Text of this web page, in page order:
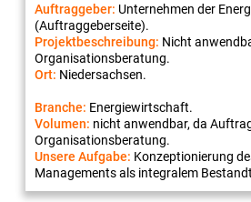
Auftraggeber: Unternehmen der
(Auftraggeberseite).
Projektbeschreibung: Nicht
Organisationsberatung.
Ort: Niedersachsen.
Branche: Energiewirtschaft.
Volumen: nicht anwendbar, da
Organisationsberatung.
Unsere Aufgabe: Konzeptionierung
Managements als integralem